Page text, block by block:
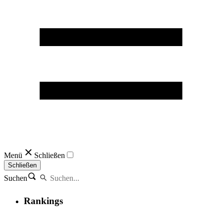
Menü Schließen
Schließen
Suchen
Rankings